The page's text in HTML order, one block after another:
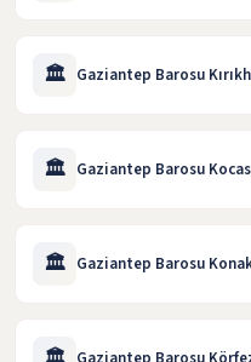
🏛️ Gaziantep Barosu
🏛️ Gaziantep Barosu
🏛️ Gaziantep Barosu